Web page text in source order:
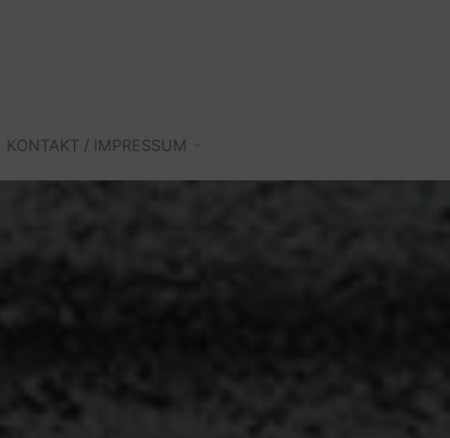
KONTAKT / IMPRESSUM